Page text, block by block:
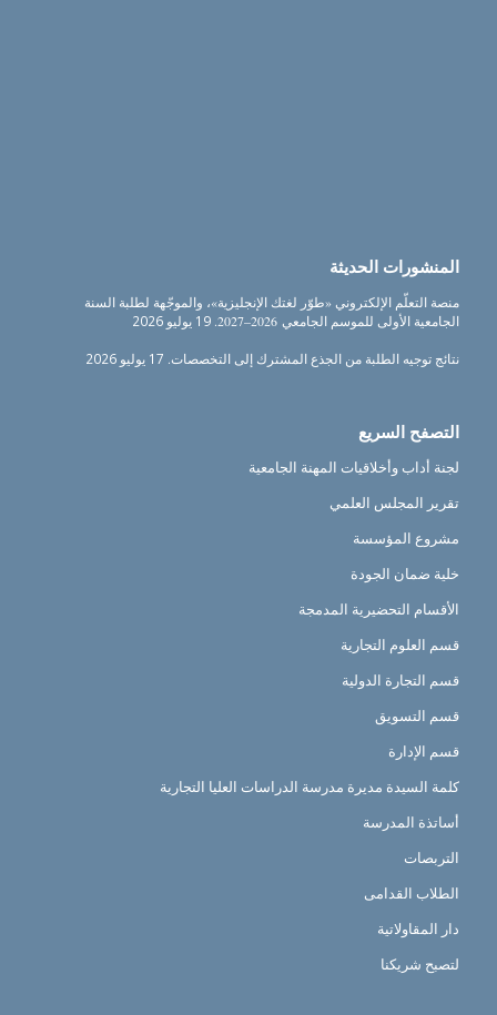
المنشورات الحديثة
منصة التعلّم الإلكتروني «طوّر لغتك الإنجليزية»، والموجّهة لطلبة السنة
الجامعية الأولى للموسم الجامعي 2026–2027.
19 يوليو 2026
نتائج توجيه الطلبة من الجذع المشترك إلى التخصصات. 17 يوليو 2026
التصفح السريع
لجنة أداب وأخلاقيات المهنة الجامعية
تقرير المجلس العلمي
مشروع المؤسسة
خلية ضمان الجودة
الأقسام التحضيرية المدمجة
قسم العلوم التجارية
قسم التجارة الدولية
قسم التسويق
قسم الإدارة
كلمة السيدة مديرة مدرسة الدراسات العليا التجارية
أساتذة المدرسة
التربصات
الطلاب القدامى
دار المقاولاتية
لتصبح شريكنا